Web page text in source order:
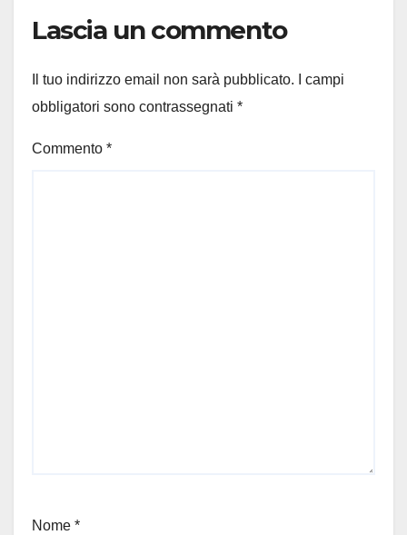
Lascia un commento
Il tuo indirizzo email non sarà pubblicato.
I campi
obbligatori sono contrassegnati *
Commento *
Nome *